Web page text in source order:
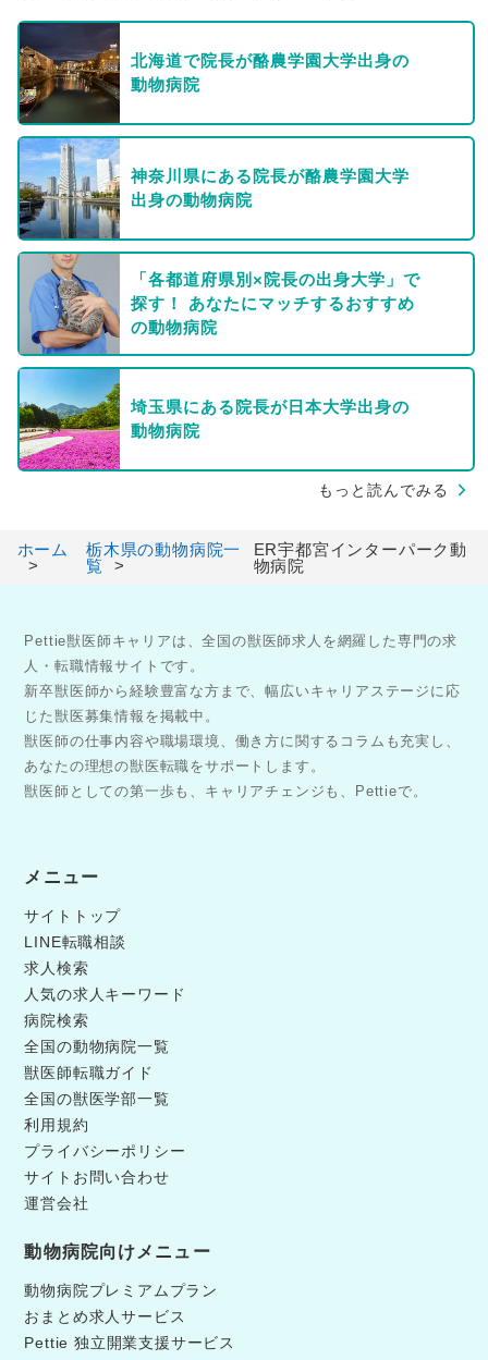
北海道で院長が酪農学園大学出身の
動物病院
神奈川県にある院長が酪農学園大学
出身の動物病院
「各都道府県別×院長の出身大学」で
探す！ あなたにマッチするおすすめ
の動物病院
埼玉県にある院長が日本大学出身の
動物病院
もっと読んでみる
ホーム
栃木県の動物病院一
覧
ER宇都宮インターパーク動
物病院
Pettie獣医師キャリアは、全国の獣医師求人を網羅した専門の求
人・転職情報サイトです。
新卒獣医師から経験豊富な方まで、幅広いキャリアステージに応
じた獣医募集情報を掲載中。
獣医師の仕事内容や職場環境、働き方に関するコラムも充実し、
あなたの理想の獣医転職をサポートします。
獣医師としての第一歩も、キャリアチェンジも、Pettieで。
メニュー
サイトトップ
LINE転職相談
求人検索
人気の求人キーワード
病院検索
全国の動物病院一覧
獣医師転職ガイド
全国の獣医学部一覧
利用規約
プライバシーポリシー
サイトお問い合わせ
運営会社
動物病院向けメニュー
動物病院プレミアムプラン
おまとめ求人サービス
Pettie 独立開業支援サービス